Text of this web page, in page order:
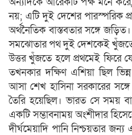
নয়; এটি দুই দেশের পারস্পরিক
অর্থনৈতিক বাস্তবতার সঙ্গে
সমঝোতার পথ দুই দেশকেই
উত্তর খুঁজতে হলে প্রথমেই ফিরে
তখনকার দক্ষিণ এশিয়া ছিল
আসা শেখ হাসিনা সরকারের
তৈরি হয়েছিল। ভারত সে সময়
একটি সম্ভাবনাময় অংশীদার
দীর্ঘমেয়াদি পানি নিশ্চয়তার